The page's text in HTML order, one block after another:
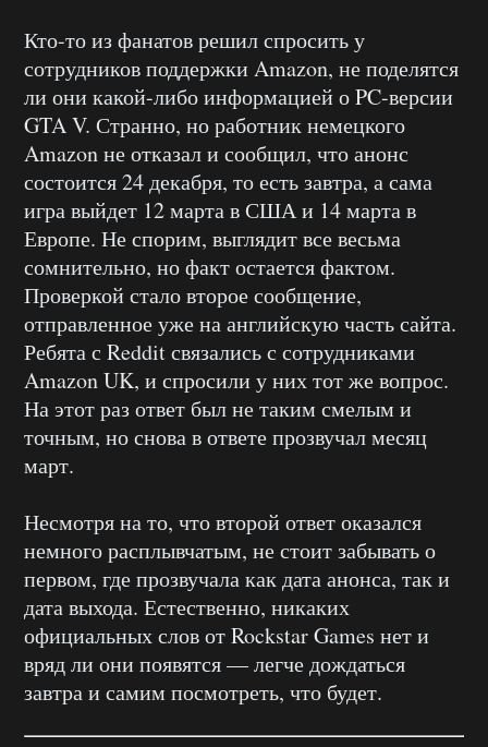
Кто-то из фанатов решил спросить у
сотрудников поддержки Amazon, не поделятся
ли они какой-либо информацией о PC-версии
GTA V. Странно, но работник немецкого
Amazon не отказал и сообщил, что анонс
состоится 24 декабря, то есть завтра, а сама
игра выйдет 12 марта в США и 14 марта в
Европе. Не спорим, выглядит все весьма
сомнительно, но факт остается фактом.
Проверкой стало второе сообщение,
отправленное уже на английскую часть сайта.
Ребята с Reddit связались с сотрудниками
Amazon UK, и спросили у них тот же вопрос.
На этот раз ответ был не таким смелым и
точным, но снова в ответе прозвучал месяц
март.
Несмотря на то, что второй ответ оказался
немного расплывчатым, не стоит забывать о
первом, где прозвучала как дата анонса, так и
дата выхода. Естественно, никаких
официальных слов от Rockstar Games нет и
вряд ли они появятся — легче дождаться
завтра и самим посмотреть, что будет.